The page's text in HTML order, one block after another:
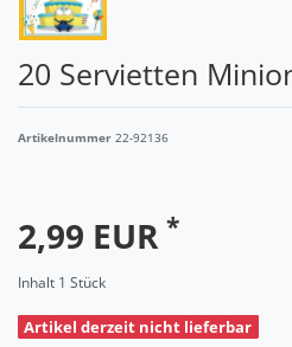
20 Servietten
Artikelnummer 22-92136
2,99 EUR *
Inhalt 1 Stück
Artikel derzeit nicht lieferbar